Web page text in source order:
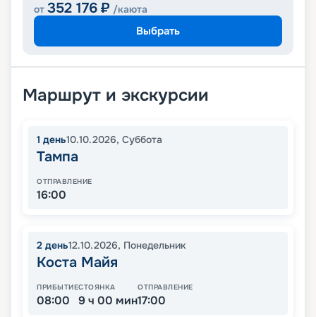
от 352 176 ₽ /каюта
Выбрать
Маршрут и экскурсии
1 день10.10.2026, Суббота
Тампа
ОТПРАВЛЕНИЕ
16:00
2 день12.10.2026, Понедельник
Коста Майя
ПРИБЫТИЕ
08:00
СТОЯНКА
9 ч 00 мин
ОТПРАВЛЕНИЕ
17:00